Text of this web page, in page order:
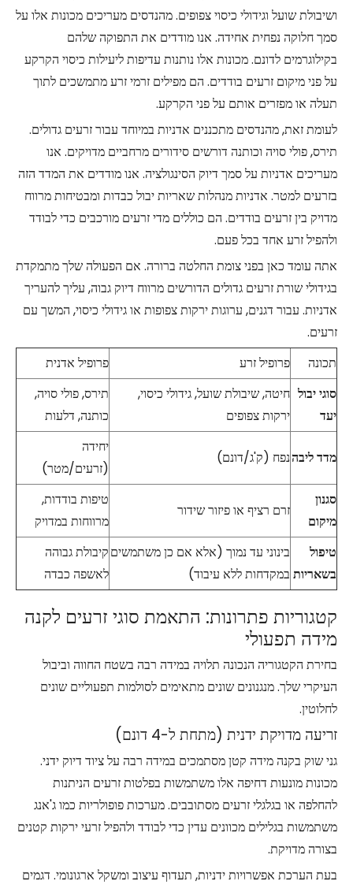
ושיבולת שועל וגידולי כיסוי צפופים. מהנדסים מעריכים מכונות אלו על
סמך חלוקה נפחית אחידה. אנו מודדים את התפוקה שלהם
בקילוגרמים לדונם. מכונות אלו נותנות עדיפות ליעילות כיסוי הקרקע
על פני מיקום זרעים בודדים. הם מפילים זרמי זרע מתמשכים לתוך
תעלה או מפזרים אותם על פני הקרקע.
לעומת זאת, מהנדסים מתכננים אדניות במיוחד עבור זרעים גדולים.
תירס, פולי סויה וכותנה דורשים סידורים מרחביים מדויקים. אנו
מעריכים אדניות על סמך דיוק הסינגולציה. אנו מודדים את המדד הזה
בזרעים למטר. אדניות מנהלות שאריות יבול כבדות ומבטיחות מרווח
מדויק בין זרעים בודדים. הם כוללים מדי זרעים מורכבים כדי לבודד
ולהפיל זרע אחד בכל פעם.
אתה עומד כאן בפני צומת החלטה ברורה. אם הפעולה שלך מתמקדת
בגידולי שורת זרעים גדולים הדורשים מרווח דיוק גבוה, עליך להעריך
אדניות. עבור דגנים, ערוגות ירקות צפופות או גידולי כיסוי, המשך עם
זרעים.
תכונה
פרופיל זרע
פרופיל אדנית
סוגי יבול
יעד
חיטה, שיבולת שועל, גידולי כיסוי,
ירקות צפופים
תירס, פולי סויה,
כותנה, דלעות
מדד ליבהנפח (ק'ג/דונם)
יחידה
(זרעים/מטר)
סגנון
מיקום
זרם רציף או פיזור שידור
טיפות בודדות,
מרווחות במדויק
טיפול
בשאריות
בינוני עד נמוך (אלא אם כן משתמשים
במקדחות ללא עיבוד)
קיבולת גבוהה
לאשפה כבדה
קטגוריות פתרונות: התאמת סוגי זרעים לקנה
מידה תפעולי
בחירת הקטגוריה הנכונה תלויה במידה רבה בשטח החווה וביבול
העיקרי שלך. מנגנונים שונים מתאימים לסולמות תפעוליים שונים
לחלוטין.
זריעה מדויקת ידנית (מתחת ל-4 דונם)
גני שוק בקנה מידה קטן מסתמכים במידה רבה על ציוד דיוק ידני.
מכונות מונעות דחיפה אלו משתמשות בפלטות זרעים הניתנות
להחלפה או בגלגלי זרעים מסתובבים. מערכות פופולריות כמו ג'אנג
משתמשות בגלילים מכוונים עדין כדי לבודד ולהפיל זרעי ירקות קטנים
בצורה מדויקת.
בעת הערכת אפשרויות ידניות, תעדוף עיצוב ומשקל ארגונומי. דגמים